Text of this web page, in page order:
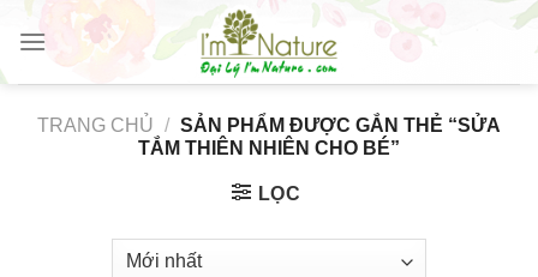
Skip
content
TRANG CHỦ / SẢN PHẨM ĐƯỢC GẮN THẺ “SỬA
TẮM THIÊN NHIÊN CHO BÉ”
LỌC